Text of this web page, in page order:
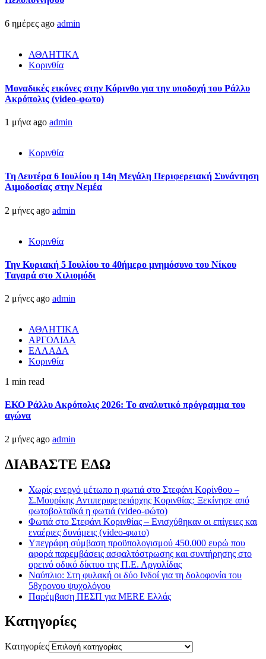
6 ημέρες ago admin
ΑΘΛΗΤΙΚΑ
Κορινθία
Μοναδικές εικόνες στην Κόρινθο για την υποδοχή του Ράλλυ
Ακρόπολις (video-φωτο)
1 μήνα ago admin
Κορινθία
Τη Δευτέρα 6 Ιουλίου η 14η Μεγάλη Περιφερειακή Συνάντηση
Αιμοδοσίας στην Νεμέα
2 μήνες ago admin
Κορινθία
Την Κυριακή 5 Ιουλίου το 40ήμερο μνημόσυνο του Νίκου
Ταγαρά στο Χιλιομόδι
2 μήνες ago admin
ΑΘΛΗΤΙΚΑ
ΑΡΓΟΛΙΔΑ
ΕΛΛΑΔΑ
Κορινθία
1 min read
ΕΚΟ Ράλλυ Ακρόπολις 2026: Το αναλυτικό πρόγραμμα του
αγώνα
2 μήνες ago admin
ΔΙΑΒΑΣΤΕ ΕΔΩ
Χωρίς ενεργό μέτωπο η φωτιά στο Στεφάνι Κορίνθου –
Σ.Μουρίκης Αντιπεριφερειάρχης Κορινθίας: Ξεκίνησε από
φωτοβολταϊκά η φωτιά (video-φώτο)
Φωτιά στο Στεφάνι Κορινθίας – Ενισχύθηκαν οι επίγειες και
εναέριες δυνάμεις (video-φωτο)
Υπεγράφη σύμβαση προϋπολογισμού 450.000 ευρώ που
αφορά παρεμβάσεις ασφαλτόστρωσης και συντήρησης στο
ορεινό οδικό δίκτυο της Π.Ε. Αργολίδας
Ναύπλιο: Στη φυλακή οι δύο Ινδοί για τη δολοφονία του
58χρονου ψυχολόγου
Παρέμβαση ΠΕΣΠ για MERE Ελλάς
Kατηγορίες
Kατηγορίες